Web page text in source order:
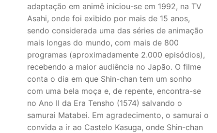
adaptação em animê iniciou-se em 1992, na TV
Asahi, onde foi exibido por mais de 15 anos,
sendo considerada uma das séries de animação
mais longas do mundo, com mais de 800
programas (aproximadamente 2.000 episódios),
recebendo a maior audiência no Japão. O filme
conta o dia em que Shin-chan tem um sonho
com uma bela moça e, de repente, encontra-se
no Ano II da Era Tensho (1574) salvando o
samurai Matabei. Em agradecimento, o samurai o
convida a ir ao Castelo Kasuga, onde Shin-chan